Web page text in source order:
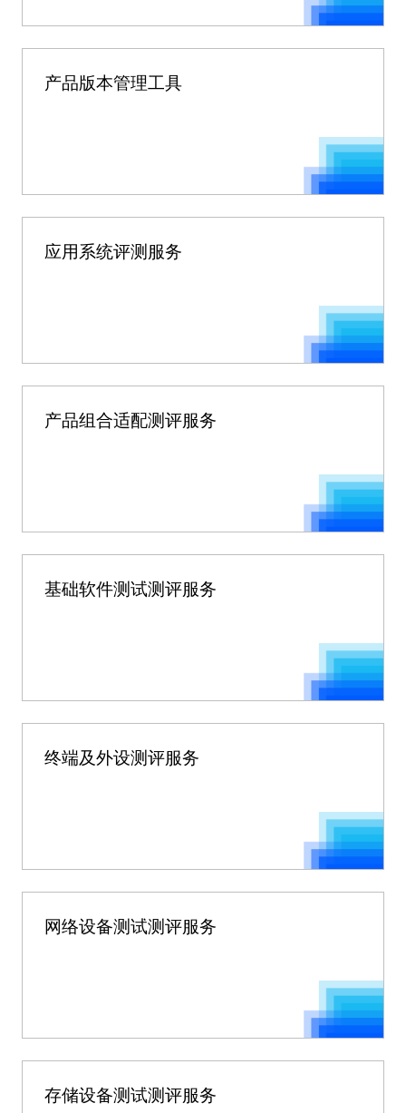
产品版本管理工具
应用系统评测服务
产品组合适配测评服务
基础软件测试测评服务
终端及外设测评服务
网络设备测试测评服务
存储设备测试测评服务